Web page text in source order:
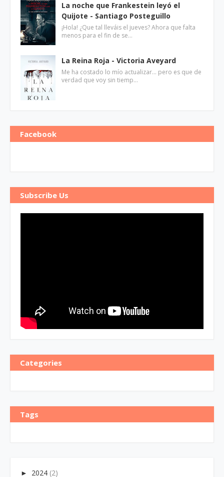
La noche que Frankestein leyó el
Quijote - Santiago Posteguillo
¡Hola! ¿Que tal lleváis el jueves? Ahora que falta
menos para el fin de se…
La Reina Roja - Victoria Aveyard
Me ha costado lo mío actualizar... pero es que de
verdad que voy sin tiemp…
Facebook
Subscribe Us
Categories
Tags
► 2024 (2)